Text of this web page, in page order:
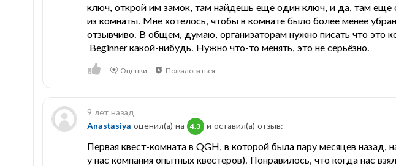
ключ, открой им замок, там найдешь еще один ключ, и да, там
из комнаты. Мне хотелось, чтобы в комнате было более менее
отзывчиво. В общем, думаю, организаторам нужно писать что это
Beginner какой-нибудь. Нужно что-то менять, это не серьёзно.
Оценки Пожаловаться
9 лет назад
Anastasiya оценил(а) на 4.3 и оставил(a) отзыв:
Первая квест-комната в QGH, в которой была пару месяцев
у нас компания опытных квестеров). Понравилось, что когда нас